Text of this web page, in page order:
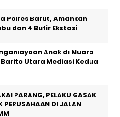
Polres Barut, Amankan
dan 4 Butir Ekstasi
Anak di Muara
Barito Utara Mediasi Kedua
PARANG, PELAKU GASAK
PERUSAHAAN DI JALAN